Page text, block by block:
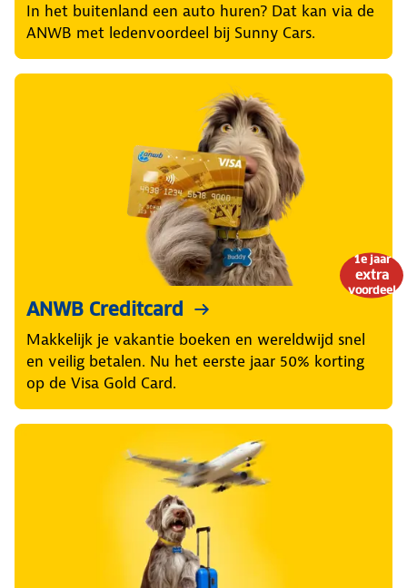
In het buitenland een auto huren? Dat kan via de
ANWB met ledenvoordeel bij Sunny Cars.
1e jaar
extra
voordeel
ANWB Creditcard
Makkelijk je vakantie boeken en wereldwijd snel
en veilig betalen. Nu het eerste jaar 50% korting
op de Visa Gold Card.